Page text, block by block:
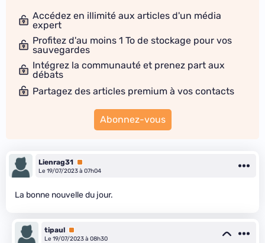
Accédez en illimité aux articles d'un média
expert
Profitez d'au moins 1 To de stockage pour vos
sauvegardes
Intégrez la communauté et prenez part aux
débats
Partagez des articles premium à vos contacts
Abonnez-vous
Lienrag31 Premium
Le 19/07/2023 à 07h04
La bonne nouvelle du jour.
tipaul Premium
Le 19/07/2023 à 08h30